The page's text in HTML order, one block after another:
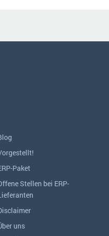
Paket
Stellen bei ERP-
uns